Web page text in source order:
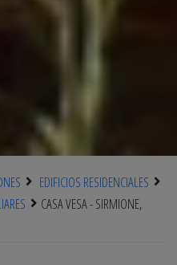
EDIFICIOS RESIDENCIALES
CASA VESA - SIRMIONE,